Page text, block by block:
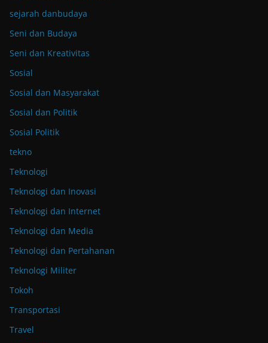
sejarah danbudaya
Seni dan Budaya
Seni dan Kreativitas
Sosial
Sosial dan Masyarakat
Sosial dan Politik
Sosial Politik
tekno
Teknologi
Teknologi dan Inovasi
Teknologi dan Internet
Teknologi dan Media
Teknologi dan Pertahanan
Teknologi Militer
Tokoh
Transportasi
Travel